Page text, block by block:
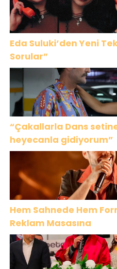
Eda Suluki’den Yeni
Sorular”
“Çakallarla Dans
heyecanla gidiyorum”
Hem Sahnede Hem Formda
Reklam Masasına